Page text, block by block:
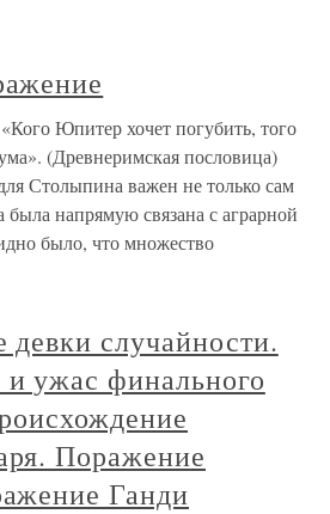
Юпитер хочет погубить, того
(Древнеримская пословица)
Столыпина важен не только сам
была напрямую связана с аграрной
было, что множество
случайности.
ужас финального
Поражение
Ганди